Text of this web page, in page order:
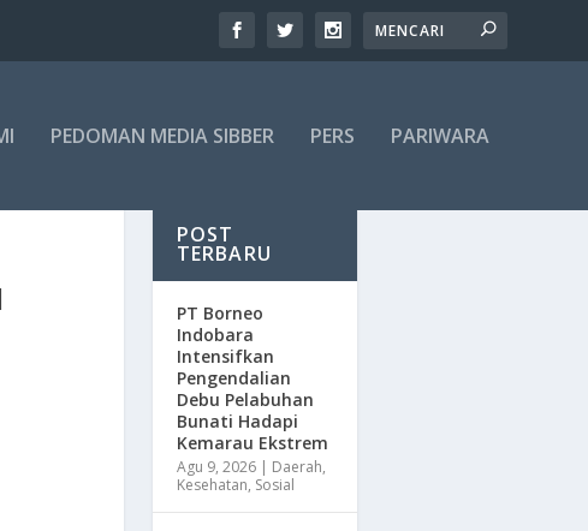
PEDOMAN MEDIA SIBBER PERS PARIWARA
POST
TERBARU
​PT Borneo
Indobara
Intensifkan
Pengendalian
Debu Pelabuhan
Bunati Hadapi
Kemarau Ekstrem
Agu 9, 2026| Daerah,
Kesehatan, Sosial